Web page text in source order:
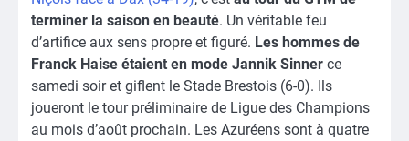
terminer la saison en beauté. Un véritable feu
d’artifice aux sens propre et figuré. Les hommes de
Franck Haise étaient en mode Jannik Sinner ce
samedi soir et giflent le Stade Brestois (6-0). Ils
joueront le tour préliminaire de Ligue des Champions
au mois d’août prochain. Les Azuréens sont à quatre